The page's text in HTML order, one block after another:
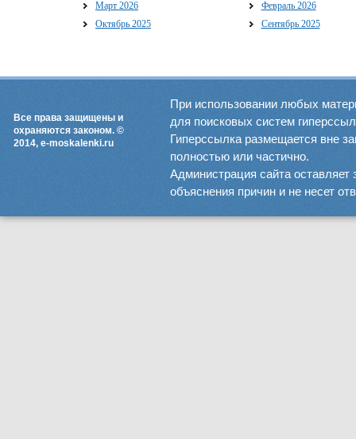
Март 2026
Февраль 2026
Октябрь 2025
Сентябрь 2025
Все права защищены и
охраняются законом. ©
2014, e-moskalenki.ru
При использовании любых
для поисковых систем
Гиперссылка размещается вне
полностью или частично.
Администрация сайта оставляет
объяснения причин и не несет